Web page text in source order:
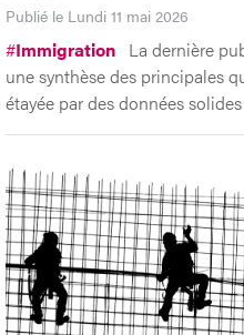
Publié le Lundi 11 mai 2026
#Immigration La dernière
une synthèse des principales
étayée par des données solides